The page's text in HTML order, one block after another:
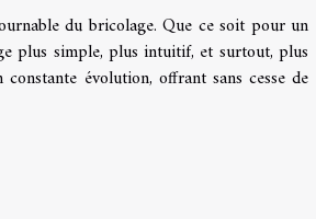
du bricolage. Que ce soit pour un
plus simple, plus intuitif, et surtout, plus
évolution, offrant sans cesse de